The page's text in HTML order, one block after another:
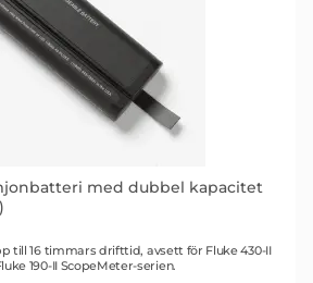
med dubbel kapacitet
till 16 timmars drifttid, avsett för Fluke 430-II
190-II ScopeMeter-serien.